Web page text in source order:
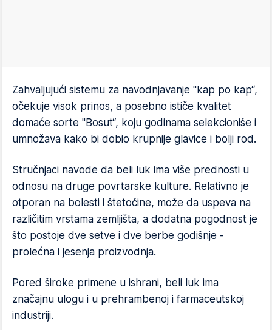
Zahvaljujući sistemu za navodnjavanje "kap po kap“,
očekuje visok prinos, a posebno ističe kvalitet
domaće sorte "Bosut“, koju godinama selekcioniše i
umnožava kako bi dobio krupnije glavice i bolji rod.
Stručnjaci navode da beli luk ima više prednosti u
odnosu na druge povrtarske kulture. Relativno je
otporan na bolesti i štetočine, može da uspeva na
različitim vrstama zemljišta, a dodatna pogodnost je
što postoje dve setve i dve berbe godišnje -
prolećna i jesenja proizvodnja.
Pored široke primene u ishrani, beli luk ima
značajnu ulogu i u prehrambenoj i farmaceutskoj
industriji.